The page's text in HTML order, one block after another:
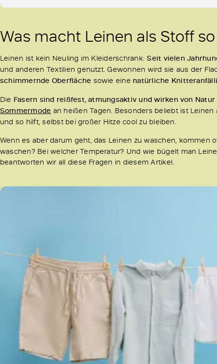
Was macht Leinen als Stoff
Leinen ist kein Neuling im Kleiderschrank:Seit vielen
und anderen Textilien genutzt. Gewonnen wird sie aus der
schimmernde Oberfläche sowie eine natürliche
Die Fasern sind reißfest, atmungsaktiv und wirken von
Sommermode an heißen Tagen. Besonders beliebt ist
und so hilft, selbst bei großer Hitze cool zu bleiben.
Wenn es aber darum geht, das Leinen zu waschen, kommen
waschen? Bei welcher Temperatur? Und wie bügelt man
beantworten wir all diese Fragen in diesem Artikel.